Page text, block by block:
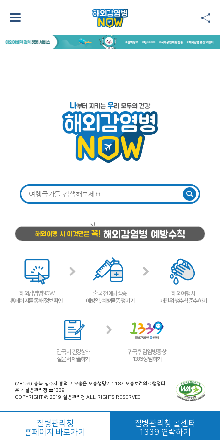
해외여행 시 이것만은 꼭! 해외감염병 예방수칙
해외감염병NOW
홈페이지를 통해 정보 확인!
출국 전 예방접종,
예방약, 예방물품 챙기기
해외여행 시
개인 위생수칙 준수하기
입국 시 건강상태
질문서 제출하기
귀국 후 감염병 증상
1339 상담하기
(28159) 충북 청주시 흥덕구 오송읍 오송생명2로 187 오송보건의료행정타
운내 질병관리청 ☎1339
COPYRIGHT © 2019 질병관리청 ALL RIGHTS RESERVED.
질병관리청
홈페이지 바로가기
질병관리청 콜센터
1339 연락하기